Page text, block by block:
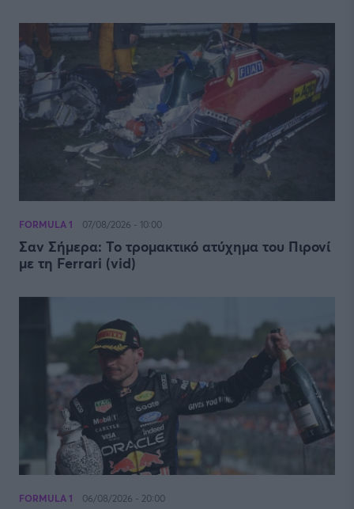
FORMULA 1 07/08/2026 - 10:00
Σαν Σήμερα: Το τρομακτικό ατύχημα του Πιρονί
με τη Ferrari (vid)
FORMULA 1 06/08/2026 - 20:00